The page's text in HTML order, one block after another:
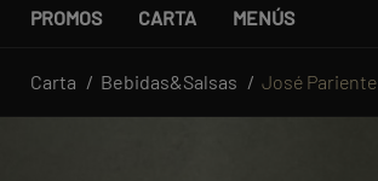
PROMOS CARTA MENÚS
Carta Bebidas&Salsas José Pariente